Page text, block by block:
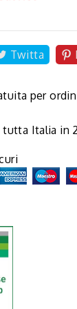
Twitta
per
tutta Italia in